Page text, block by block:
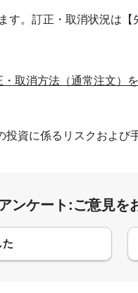
す。訂正・取消状況は
・取消方法（通常注文）
資に係るリスクおよび
アンケート:ご意見を
た